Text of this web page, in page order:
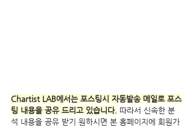
Chartist LAB에서는 포스팅시 자동발송 메일로 포스
팅 내용을 공유 드리고 있습니다. 따라서 신속한 분
석 내용을 공유 받기 원하시면 본 홈페이지에 회원가